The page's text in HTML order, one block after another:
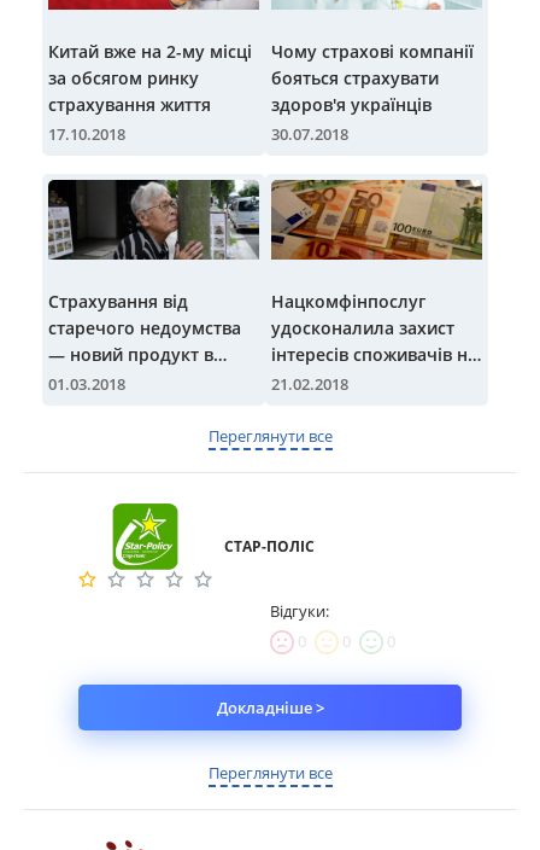
Китай вже на 2-му місці
за обсягом ринку
страхування життя
17.10.2018
Чому страхові компанії
бояться страхувати
здоров'я українців
30.07.2018
Страхування від
старечого недоумства
— новий продукт в
Японії
01.03.2018
Нацкомфінпослуг
удосконалила захист
інтересів споживачів на
ринку страхування
21.02.2018
Переглянути все
СТАР-ПОЛІС
Відгуки:
0
0 0
Докладніше >
Переглянути все